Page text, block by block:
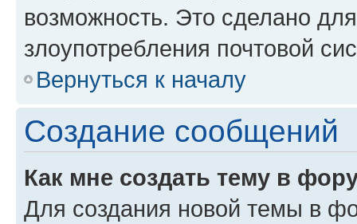
возможность. Это сделано
злоупотребления почтовой
Вернуться к началу
Создание сообщений
Как мне создать тему в
Для создания новой темы в